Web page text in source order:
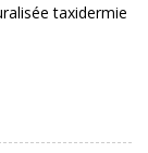
taxidermie